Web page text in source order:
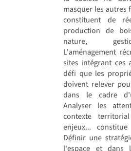
masquer les
constituent de
production de
nature,
L'aménagement
sites intégrant ces
défi que les
doivent relever
dans le cadre
Analyser les
contexte
enjeux...
Définir une
l'espace et